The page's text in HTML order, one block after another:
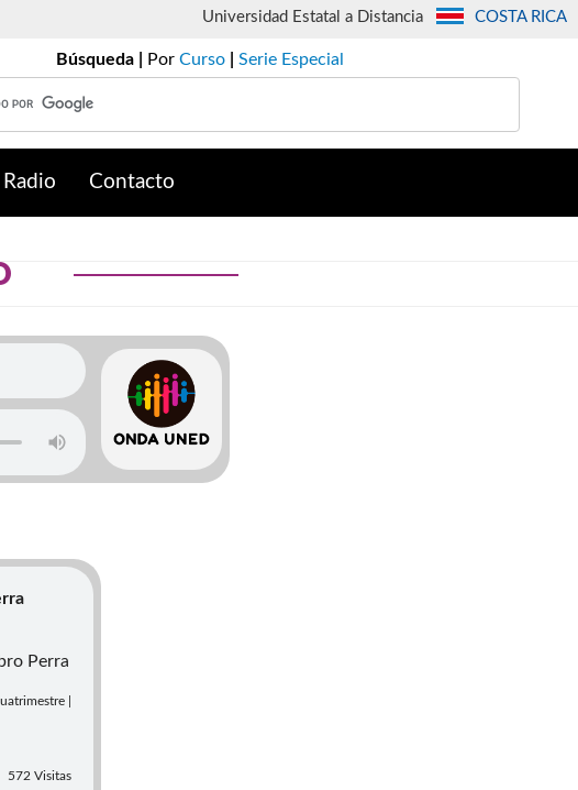
COSTA RICA
Universidad Estatal a Distancia
Búsqueda | Por Curso Serie Especial
Contacto
Perra
|
572 Visitas